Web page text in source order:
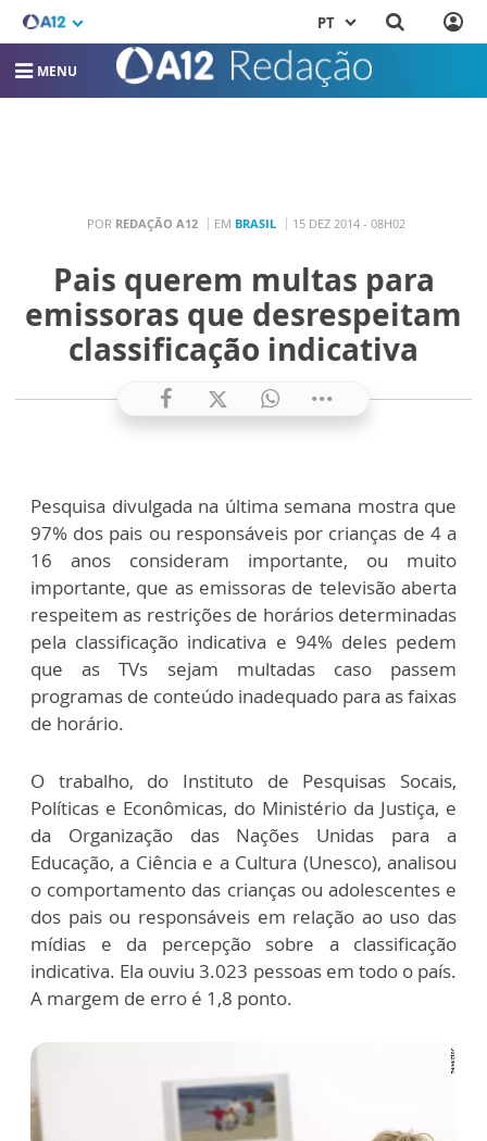
PT
MENU
POR REDAÇÃO A12 EM BRASIL 15 DEZ 2014 - 08H02
Pais querem multas para
emissoras que desrespeitam
classificação indicativa
Pesquisa divulgada na última semana mostra que
97% dos pais ou responsáveis por crianças de 4 a
16 anos consideram importante, ou muito
importante, que as emissoras de televisão aberta
respeitem as restrições de horários determinadas
pela classificação indicativa e 94% deles pedem
que as TVs sejam multadas caso passem
programas de conteúdo inadequado para as faixas
de horário.
O trabalho, do Instituto de Pesquisas Socais,
Políticas e Econômicas, do Ministério da Justiça, e
da Organização das Nações Unidas para a
Educação, a Ciência e a Cultura (Unesco), analisou
o comportamento das crianças ou adolescentes e
dos pais ou responsáveis em relação ao uso das
mídias e da percepção sobre a classificação
indicativa. Ela ouviu 3.023 pessoas em todo o país.
A margem de erro é 1,8 ponto.